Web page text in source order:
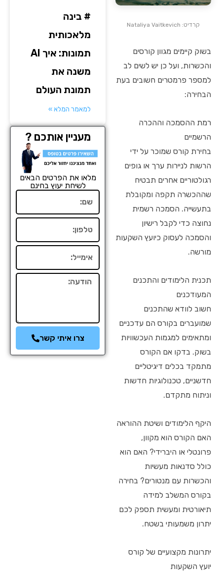
קרדיט: Nataliya Vaitkevich
בשוק קיימים מגוון קורסים
והכשרות, ועל כן יש לשים לב
למספר פרמטרים חשובים בעת
הבחירה:
רמת ההסמכה וההכרה
הרשמיים
בחירת קורס שמוכר על ידי
הרשות לניירות ערך או גופים
רגולטוריים אחרים תבטיח
שההכשרה תקפה ומקובלת
בתעשייה. הסמכה רשמית
נחוצה כדי לקבל רישיון
והסמכה לעסוק כיועץ השקעות
מורשה.
תכנית הלימודים והתכנים
המעודכנים
חשוב לוודא שהתכנים
שמועברים בקורס הם עדכניים
ומתאימים למגמות העכשוויות
בשוק. בדקו אם הקורס
מתמקד בכלים דיגיטליים
חדשניים, טכנולוגיות חדשות
וניתוח מתקדם.
היקף הלימודים ושיטת ההוראה
האם הקורס הוא מקוון,
פרונטלי או היברידי? האם הוא
כולל סדנאות מעשיות
והכשרות עם מנטורים? בחירה
בקורס המשלב למידה
תיאורטית ומעשית תספק לכם
יתרון משמעותי בשטח.
יתרונות מקצועיים של קורס
יועץ השקעות
# בינה
מלאכותית
תמונות: איך AI
משנה את
תמונת העולם
למאמר המלא »
מעניין אותכם ?
מלאו את הפרטים הבאים
לשיחת יעוץ בחינם
הודעה
צרו איתי קשר